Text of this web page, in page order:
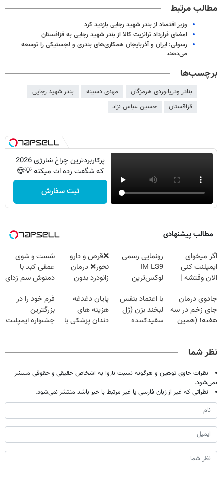
مطالب مرتبط
وزیر اقتصاد از بندر شهید رجایی بازدید کرد
امضای قرارداد ترانزیت کالا از بندر شهید رجایی به قزاقستان
رسولی: ایران و آذربایجان همکاری‌های بندری و لجستیکی را توسعه
می‌دهند
برچسب‌ها
بنادر ودریانوردی هرمزگان مهدی دسینه
بندر شهید رجایی
قزاقستان
حسین عباس نژاد
پرکاربردترین چراغ شارژی 2026
که شگفت زده ات میکنه 💡😍
ثبت سفارش
مطالب پیشنهادی
اگر میخوای
ایمپلنت کنی
الان وقتشه |
میلیون تومان!!!
رونمایی رسمی
IM LS9
لوکس‌ترین
❌قرص‌ و دارو
نخور❌ درمان
زانودرد بدون
شست و شوی
عمقی کبد با
دمنوش سم زدای
جادوی درمان
جای زخم در سه
هفته! (همین
با اعتماد بنفس
لبخند بزن (ژل
سفیدکننده
پایان دغدغه
هزینه های
دندان پزشکی با
فرم خود را در
بزرگترین
جشنواره ایمپلنت
نظر شما
نظرات حاوی توهین و هرگونه نسبت ناروا به اشخاص حقیقی و حقوقی منتشر
نمی‌شود.
نظراتی که غیر از زبان فارسی یا غیر مرتبط با خبر باشد منتشر نمی‌شود.